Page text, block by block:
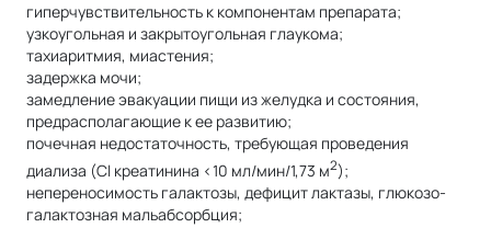
гиперчувствительность к компонентам препарата;
узкоугольная и закрытоугольная глаукома;
тахиаритмия, миастения;
задержка мочи;
замедление эвакуации пищи из желудка и состояния,
предрасполагающие к ее развитию;
почечная недостаточность, требующая проведения
диализа (Cl креатинина <10 мл/мин/1,73 м2);
непереносимость галактозы, дефицит лактазы, глюкозо-
галактозная мальабсорбция;